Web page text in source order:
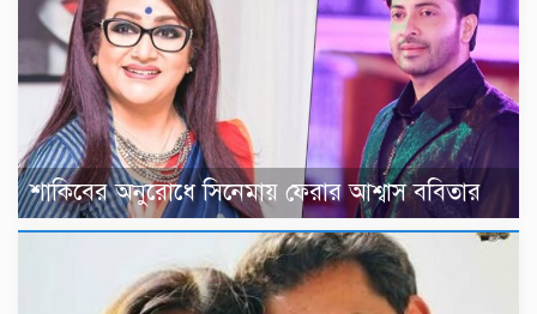
শাকিবের অনুরোধে সিনেমায় ফেরার আশ্বাস ববিতার